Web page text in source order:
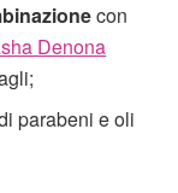
con
Denona
parabeni e oli